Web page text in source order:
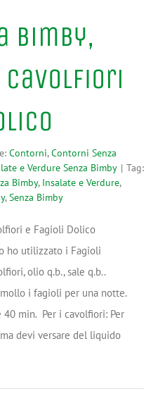
Bimby,
Contorni,Contorni Senza
e Verdure Senza Bimby | Tag:
Bimby, Insalate e Verdure,
,Senza Bimby
e Fagioli Dolico
ho utilizzato i Fagioli
olio q.b., sale q.b..
i fagioli per una notte.
min. Per i cavolfiori: Per
devi versare del liquido